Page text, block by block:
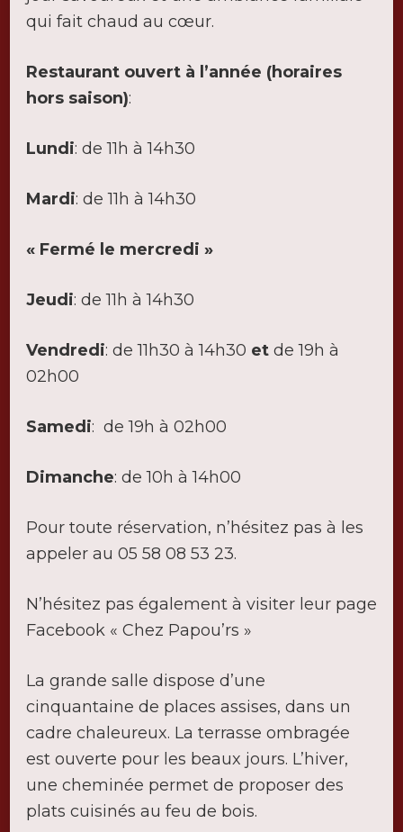
qui fait chaud au cœur.
Restaurant ouvert à l’année (horaires
hors saison):
Lundi: de 11h à 14h30
Mardi: de 11h à 14h30
« Fermé le mercredi »
Jeudi: de 11h à 14h30
Vendredi: de 11h30 à 14h30 et de 19h à
02h00
Samedi: de 19h à 02h00
Dimanche: de 10h à 14h00
Pour toute réservation, n’hésitez pas à les
appeler au 05 58 08 53 23.
N’hésitez pas également à visiter leur page
Facebook « Chez Papou’rs »
La grande salle dispose d’une
cinquantaine de places assises, dans un
cadre chaleureux. La terrasse ombragée
est ouverte pour les beaux jours. L’hiver,
une cheminée permet de proposer des
plats cuisinés au feu de bois.